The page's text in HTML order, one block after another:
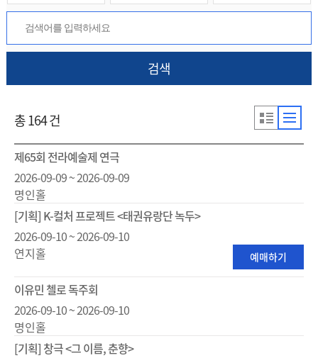
검색
총 164 건
제65회 전라예술제 연극
2026-09-09 ~ 2026-09-09
명인홀
[기획] K-컬처 프로젝트 <태권유랑단 녹두>
2026-09-10 ~ 2026-09-10
연지홀
예매하기
이유민 첼로 독주회
2026-09-10 ~ 2026-09-10
명인홀
[기획] 창극 <그 이름, 춘향>